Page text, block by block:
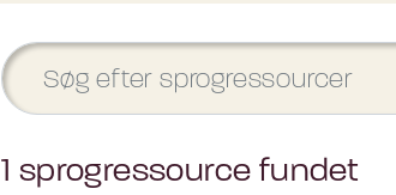
1 sprogressource fundet